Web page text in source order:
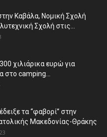
Καβάλα, Νομική Σχολή
Σχολή στις...
χιλιάρικα ευρώ για
στο camping...
τα “φαβορί” στην
Μακεδονίας-Θράκης